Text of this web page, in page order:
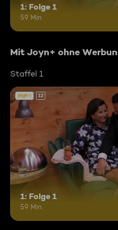
1: Folge 1
59 Min.
Mit Joyn+ ohne
Staffel 1
12
1: Folge 1
59 Min.